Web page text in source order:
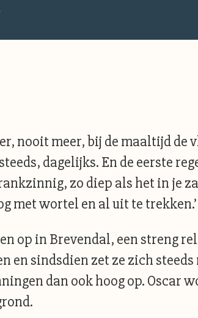
nooit meer, bij de maaltijd
dagelijks. En de eerste
zo diep als het in je
met wortel en al uit te trekken.’
op in Brevendal, een streng
en sindsdien zet ze zich
dan ook hoog op. Oscar